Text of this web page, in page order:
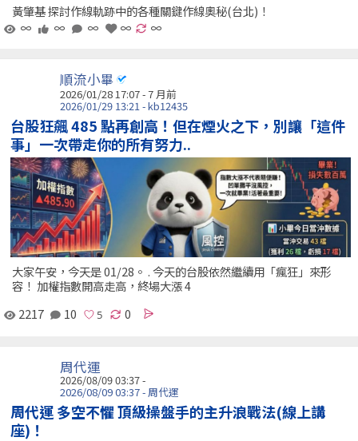
黃肇基 探討作線軌跡中的各種關鍵作線奧秘(台北)！
∞
∞ ∞ ∞ ∞
順流小畢
2026/01/28 17:07 - 7 月前
2026/01/29 13:21 - kb12435
台股狂飆 485 點再創高！但在煙火之下，別讓「這件
事」一次帶走你的所有努力..
大家午安，今天是 01/28。 . 今天的台股依然繼續用「瘋狂」來形
容！ 加權指數開高走高，終場大漲 4
2217
10 0
周代運
2026/08/09 03:37 -
2026/08/09 03:37 - 周代運
周代運 多空不懼 頂級操盤手的主升浪戰法(線上講
座)！